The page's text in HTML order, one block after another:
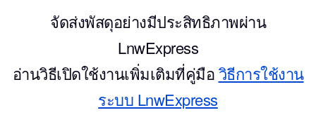
จัดส่งพัสดุอย่างมีประสิทธิภาพผ่าน
LnwExpress
อ่านวิธีเปิดใช้งานเพิ่มเติมที่คู่มือวิธีการใช้งาน
ระบบ LnwExpress